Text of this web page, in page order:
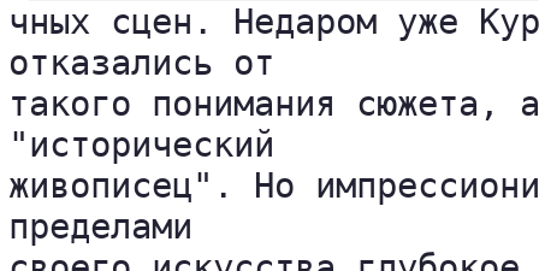
чных сцен. Недаром уже
отказались от
такого понимания
"исторический
живописец". Но
пределами